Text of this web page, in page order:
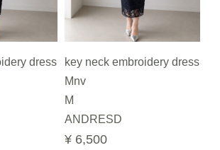
dress
key neck embroidery dress
Mnv
M
ANDRESD
¥ 6,500